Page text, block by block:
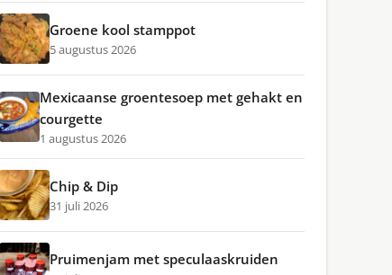
Groene kool stamppot
5 augustus 2026
Mexicaanse groentesoep met gehakt en
courgette
1 augustus 2026
Chip & Dip
31 juli 2026
Pruimenjam met speculaaskruiden